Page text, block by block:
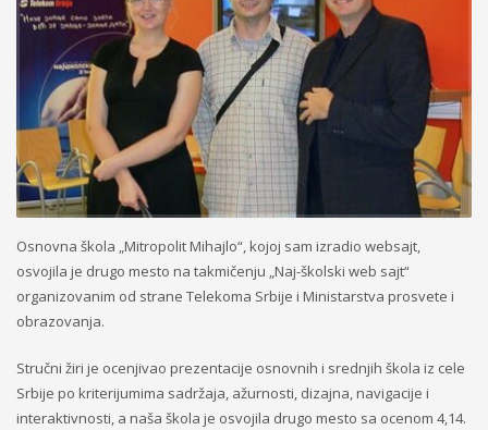
Osnovna škola „Mitropolit Mihajlo“, kojoj sam izradio websajt,
osvojila je drugo mesto na takmičenju „Naj-školski web sajt“
organizovanim od strane Telekoma Srbije i Ministarstva prosvete i
obrazovanja.
Stručni žiri je ocenjivao prezentacije osnovnih i srednjih škola iz cele
Srbije po kriterijumima sadržaja, ažurnosti, dizajna, navigacije i
interaktivnosti, a naša škola je osvojila drugo mesto sa ocenom 4,14.